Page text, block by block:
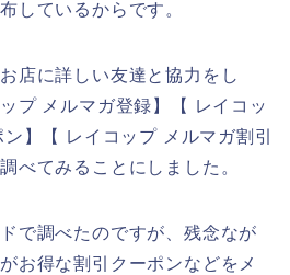
しているからです。
店に詳しい友達と協力をし
プ メルマガ登録】【 レイコッ
】【 レイコップ メルマガ割引
べてみることにしました。
で調べたのですが、残念なが
お得な割引クーポンなどをメ